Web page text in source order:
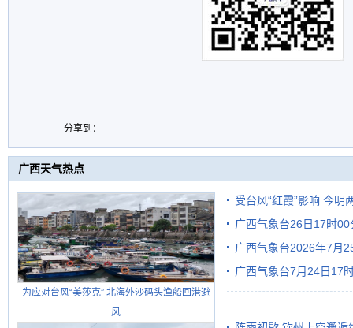
分享到：
广西天气热点
为应对台风“美莎克” 北海外沙码头渔船回港避
风
受台风“红霞”影响 今明
有较强降雨
广西气象台26日17时
广西气象台2026年7月
级预警
广西气象台7月24日17